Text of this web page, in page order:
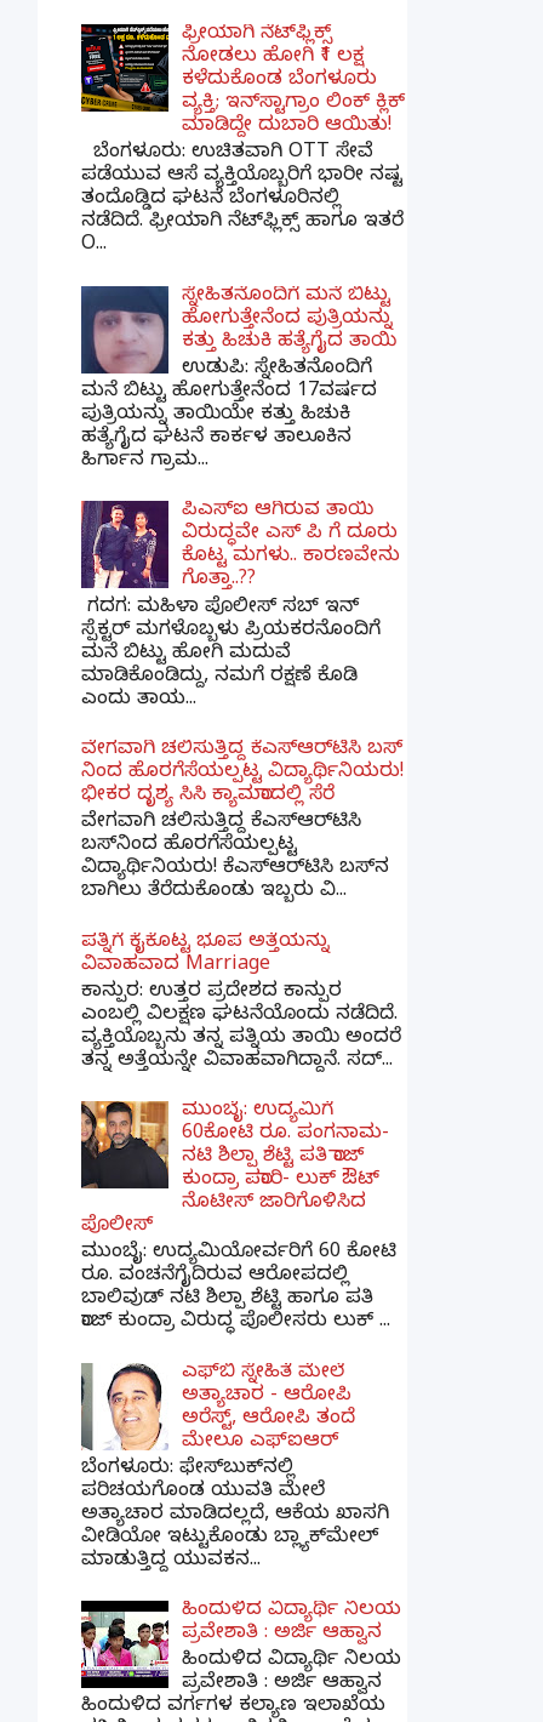
ಫ್ರೀಯಾಗಿ ನೆಟ್‌ಫ್ಲಿಕ್ಸ್
ನೋಡಲು ಹೋಗಿ ₹1 ಲಕ್ಷ
ಕಳೆದುಕೊಂಡ ಬೆಂಗಳೂರು
ವ್ಯಕ್ತಿ; ಇನ್‌ಸ್ಟಾಗ್ರಾಂ ಲಿಂಕ್ ಕ್ಲಿಕ್
ಮಾಡಿದ್ದೇ ದುಬಾರಿ ಆಯಿತು!
ಬೆಂಗಳೂರು: ಉಚಿತವಾಗಿ OTT ಸೇವೆ
ಪಡೆಯುವ ಆಸೆ ವ್ಯಕ್ತಿಯೊಬ್ಬರಿಗೆ ಭಾರೀ ನಷ್ಟ
ತಂದೊಡ್ಡಿದ ಘಟನೆ ಬೆಂಗಳೂರಿನಲ್ಲಿ
ನಡೆದಿದೆ. ಫ್ರೀಯಾಗಿ ನೆಟ್‌ಫ್ಲಿಕ್ಸ್ ಹಾಗೂ ಇತರೆ
O...
ಸ್ನೇಹಿತನೊಂದಿಗೆ ಮನೆ ಬಿಟ್ಟು
ಹೋಗುತ್ತೇನೆಂದ ಪುತ್ರಿಯನ್ನು
ಕತ್ತು ಹಿಚುಕಿ ಹತ್ಯೆಗೈದ ತಾಯಿ
ಉಡುಪಿ: ಸ್ನೇಹಿತನೊಂದಿಗೆ
ಮನೆ ಬಿಟ್ಟು ಹೋಗುತ್ತೇನೆಂದ 17ವರ್ಷದ
ಪುತ್ರಿಯನ್ನು ತಾಯಿಯೇ ಕತ್ತು ಹಿಚುಕಿ
ಹತ್ಯೆಗೈದ ಘಟನೆ ಕಾರ್ಕಳ ತಾಲೂಕಿನ
ಹಿರ್ಗಾನ ಗ್ರಾಮ...
ಪಿಎಸ್​ಐ ಆಗಿರುವ ತಾಯಿ
ವಿರುದ್ಧವೇ ಎಸ್ ಪಿ ಗೆ ದೂರು
ಕೊಟ್ಟ ಮಗಳು.. ಕಾರಣವೇನು
ಗೊತ್ತಾ..??
ಗದಗ​: ಮಹಿಳಾ ಪೊಲೀಸ್​ ಸಬ್ ​ಇನ್​
ಸ್ಪೆಕ್ಟರ್​ ಮಗಳೊಬ್ಬಳು ಪ್ರಿಯಕರನೊಂದಿಗೆ
ಮನೆ ಬಿಟ್ಟು ಹೋಗಿ ಮದುವೆ
ಮಾಡಿಕೊಂಡಿದ್ದು, ನಮಗೆ ರಕ್ಷಣೆ ಕೊಡಿ
ಎಂದು ತಾಯ...
ವೇಗವಾಗಿ ಚಲಿಸುತ್ತಿದ್ದ ಕೆಎಸ್​ಆರ್​ಟಿಸಿ ಬಸ್​
ನಿಂದ ಹೊರಗೆಸೆಯಲ್ಪಟ್ಟ ವಿದ್ಯಾರ್ಥಿನಿಯರು!
ಭೀಕರ ದೃಶ್ಯ ಸಿಸಿ ಕ್ಯಾಮರಾದಲ್ಲಿ ಸೆರೆ
ವೇಗವಾಗಿ ಚಲಿಸುತ್ತಿದ್ದ ಕೆಎಸ್‌ಆರ್‌ಟಿಸಿ
ಬಸ್‌ನಿಂದ ಹೊರಗೆಸೆಯಲ್ಪಟ್ಟ
ವಿದ್ಯಾರ್ಥಿನಿಯರು! ಕೆಎಸ್‌ಆರ್‌ಟಿಸಿ ಬಸ್‌ನ
ಬಾಗಿಲು ತೆರೆದುಕೊಂಡು ಇಬ್ಬರು ವಿ...
ಪತ್ನಿಗೆ ಕೈಕೊಟ್ಟ ಭೂಪ ಅತ್ತೆಯನ್ನು
ವಿವಾಹವಾದ Marriage
ಕಾನ್ಪುರ: ಉತ್ತರ ಪ್ರದೇಶದ ಕಾನ್ಪುರ
ಎಂಬಲ್ಲಿ ವಿಲಕ್ಷಣ ಘಟನೆಯೊಂದು ನಡೆದಿದೆ.
ವ್ಯಕ್ತಿಯೊಬ್ಬನು ತನ್ನ ಪತ್ನಿಯ ತಾಯಿ ಅಂದರೆ
ತನ್ನ ಅತ್ತೆಯನ್ನೇ ವಿವಾಹವಾಗಿದ್ದಾನೆ. ಸದ್...
ಮುಂಬೈ: ಉದ್ಯಮಿಗೆ
60ಕೋಟಿ ರೂ. ಪಂಗನಾಮ-
ನಟಿ ಶಿಲ್ಪಾ ಶೆಟ್ಟಿ ಪತಿ ರಾಜ್
ಕುಂದ್ರಾ ಪರಾರಿ- ಲುಕ್ ಔಟ್
ನೊಟೀಸ್ ಜಾರಿಗೊಳಿಸಿದ
ಪೊಲೀಸ್
ಮುಂಬೈ: ಉದ್ಯಮಿಯೋರ್ವರಿಗೆ 60 ಕೋಟಿ
ರೂ. ವಂಚನೆಗೈದಿರುವ ಆರೋಪದಲ್ಲಿ
ಬಾಲಿವುಡ್ ನಟಿ ಶಿಲ್ಪಾ ಶೆಟ್ಟಿ ಹಾಗೂ ಪತಿ
ರಾಜ್ ಕುಂದ್ರಾ ವಿರುದ್ಧ ಪೊಲೀಸರು ಲುಕ್ ...
ಎಫ್‌ಬಿ ಸ್ನೇಹಿತೆ ಮೇಲೆ
ಅತ್ಯಾಚಾರ - ಆರೋಪಿ
ಅರೆಸ್ಟ್, ಆರೋಪಿ ತಂದೆ
ಮೇಲೂ ಎಫ್ಐಆರ್
ಬೆಂಗಳೂರು: ಫೇಸ್‌ಬುಕ್‌ನಲ್ಲಿ
ಪರಿಚಯಗೊಂಡ ಯುವತಿ ಮೇಲೆ
ಅತ್ಯಾಚಾರ ಮಾಡಿದಲ್ಲದೆ, ಆಕೆಯ ಖಾಸಗಿ
ವೀಡಿಯೋ ಇಟ್ಟುಕೊಂಡು ಬ್ಲ್ಯಾಕ್‌ಮೇಲ್
ಮಾಡುತ್ತಿದ್ದ ಯುವಕನ...
ಹಿಂದುಳಿದ ವಿದ್ಯಾರ್ಥಿ ನಿಲಯ
ಪ್ರವೇಶಾತಿ : ಅರ್ಜಿ ಆಹ್ವಾನ
ಹಿಂದುಳಿದ ವಿದ್ಯಾರ್ಥಿ ನಿಲಯ
ಪ್ರವೇಶಾತಿ : ಅರ್ಜಿ ಆಹ್ವಾನ
ಹಿಂದುಳಿದ ವರ್ಗಗಳ ಕಲ್ಯಾಣ ಇಲಾಖೆಯ